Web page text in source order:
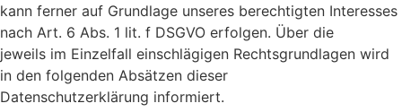
kann ferner auf Grundlage unseres berechtigten Interesses
nach Art. 6 Abs. 1 lit. f DSGVO erfolgen. Über die
jeweils im Einzelfall einschlägigen Rechtsgrundlagen wird
in den folgenden Absätzen dieser
Datenschutzerklärung informiert.